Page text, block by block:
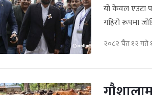
यो केवल एउटा
गहिरो रूपमा
२०८२ चैत १२ गते